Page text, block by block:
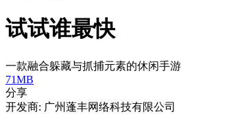
试试谁最快
一款融合躲藏与抓捕元素的休闲手游
71MB
分享
开发商: 广州蓬丰网络科技有限公司